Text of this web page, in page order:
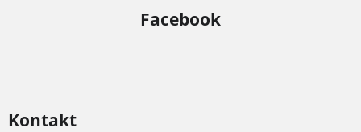
Kontakt
Facebook